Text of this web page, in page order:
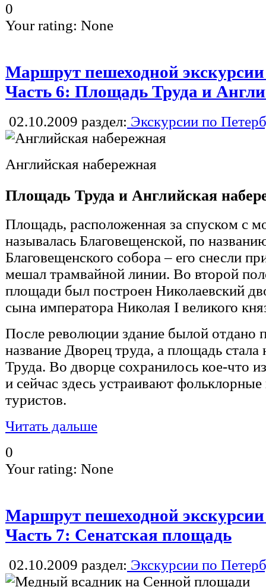
0
Your rating: None
Маршрут пешеходной экскурсии
Часть 6: Площадь Труда и
02.10.2009 раздел: Экскурсии по
Английская набережная
Площадь Труда и Английская
Площадь, расположенная за спуском с
называлась Благовещенской, по
Благовещенского собора – его снесли
мешал трамвайной линии. Во второй
площади был построен Николаевский
сына императора Николая I великого
После революции здание былой отдано
название Дворец труда, а площадь
Труда. Во дворце сохранилось кое-что
и сейчас здесь устраивают
туристов.
Читать дальше
0
Your rating: None
Маршрут пешеходной экскурсии
Часть 7: Сенатская площадь
02.10.2009 раздел: Экскурсии по